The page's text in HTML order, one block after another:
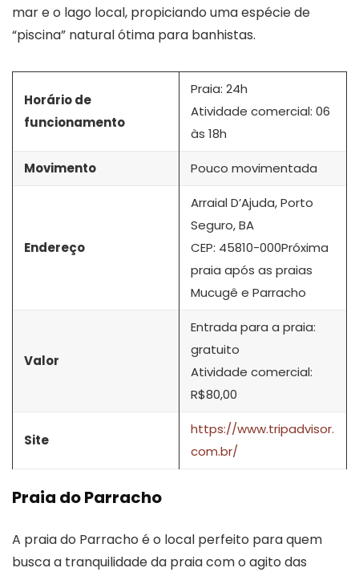
mar e o lago local, propiciando uma espécie de
“piscina” natural ótima para banhistas.
Horário de
funcionamento
Praia: 24h
Atividade comercial: 06
às 18h
Movimento Pouco movimentada
Endereço
Arraial D’Ajuda, Porto
Seguro, BA
CEP: 45810-000Próxima
praia após as praias
Mucugê e Parracho
Valor
Entrada para a praia:
gratuito
Atividade comercial:
R$80,00
Site
https://www.tripadvisor.
com.br/
Praia do Parracho
A praia do Parracho é o local perfeito para quem
busca a tranquilidade da praia com o agito das